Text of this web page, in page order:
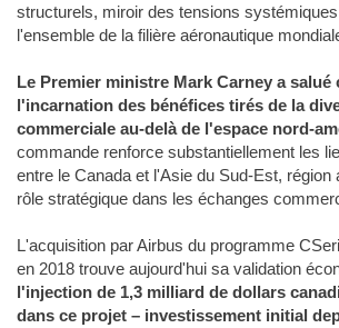
structurels, miroir des tensions
l'ensemble de la filière aéronautique
Le Premier ministre Mark Carney a salué
l'incarnation des bénéfices tirés de la
commerciale au-delà de l'espace nord-
commande renforce substantiellement les
entre le Canada et l'Asie du Sud-Est, région
rôle stratégique dans les échanges
L'acquisition par Airbus du programme
en 2018 trouve aujourd'hui sa validation
l'injection de 1,3 milliard de dollars
dans ce projet – investissement initial